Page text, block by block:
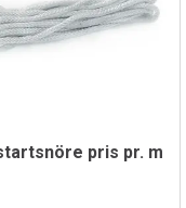
pris pr. m